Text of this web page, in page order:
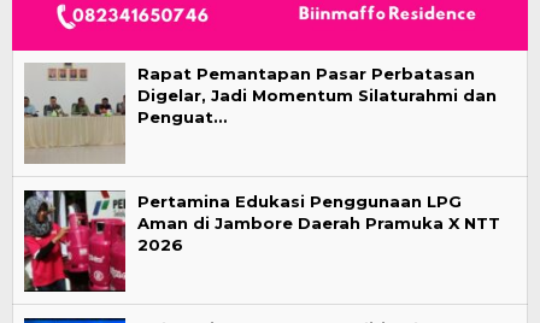
Rapat Pemantapan Pasar Perbatasan
Digelar, Jadi Momentum Silaturahmi dan
Penguat…
Pertamina Edukasi Penggunaan LPG
Aman di Jambore Daerah Pramuka X NTT
2026